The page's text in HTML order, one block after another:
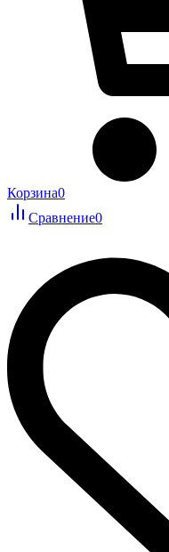
Корзина0
Сравнение0